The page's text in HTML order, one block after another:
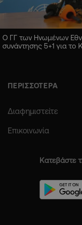
Ο ΓΓ των Ηνωμένων
συνάντησης 5+1 για το
ΠΕΡΙΣΣΟΤΕΡΑ
Διαφημιστείτε
Επικοινωνία
Κατεβάστε